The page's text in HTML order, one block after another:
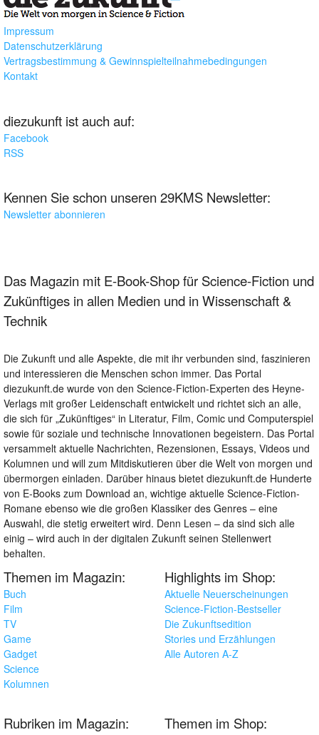
Impressum
Datenschutzerklärung
Vertragsbestimmung & Gewinnspielteilnahmebedingungen
Kontakt
diezukunft ist auch auf:
Facebook
RSS
Kennen Sie schon unseren 29KMS Newsletter:
Newsletter abonnieren
Das Magazin mit E-Book-Shop für Science-Fiction und
Zukünftiges in allen Medien und in Wissenschaft &
Technik
Die Zukunft und alle Aspekte, die mit ihr verbunden sind, faszinieren
und interessieren die Menschen schon immer. Das Portal
diezukunft.de wurde von den Science-Fiction-Experten des Heyne-
Verlags mit großer Leidenschaft entwickelt und richtet sich an alle,
die sich für „Zukünftiges“ in Literatur, Film, Comic und Computerspiel
sowie für soziale und technische Innovationen begeistern. Das Portal
versammelt aktuelle Nachrichten, Rezensionen, Essays, Videos und
Kolumnen und will zum Mitdiskutieren über die Welt von morgen und
übermorgen einladen. Darüber hinaus bietet diezukunft.de Hunderte
von E-Books zum Download an, wichtige aktuelle Science-Fiction-
Romane ebenso wie die großen Klassiker des Genres – eine
Auswahl, die stetig erweitert wird. Denn Lesen – da sind sich alle
einig – wird auch in der digitalen Zukunft seinen Stellenwert
behalten.
Themen im Magazin:
Buch
Film
TV
Game
Gadget
Science
Kolumnen
Highlights im Shop:
Aktuelle Neuerscheinungen
Science-Fiction-Bestseller
Die Zukunftsedition
Stories und Erzählungen
Alle Autoren A-Z
Rubriken im Magazin: Themen im Shop: